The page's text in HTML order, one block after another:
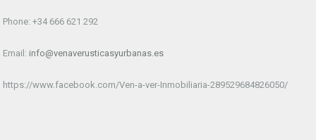
Phone: +34 666 621 292
Email: info@venaverusticasyurbanas.es
https://www.facebook.com/Ven-a-ver-Inmobiliaria-289529684826050/